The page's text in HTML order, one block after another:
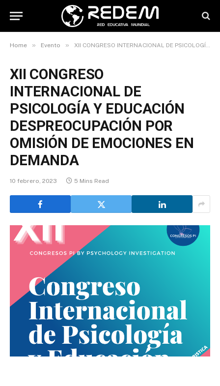
Home » Evento » XII CONGRESO INTERNACIONAL DE PSICOLOGÍA Y EDUCACIÓN DESPREOCUPACIÓN POR OMISIÓN DE EMOCIONES EN DEMANDA
XII CONGRESO
INTERNACIONAL DE
PSICOLOGÍA Y EDUCACIÓN
DESPREOCUPACIÓN POR
OMISIÓN DE EMOCIONES EN
DEMANDA
10 febrero, 2023 5 Mins Read